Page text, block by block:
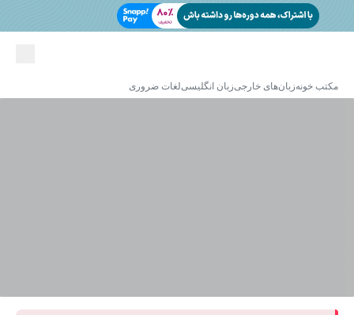
مکتب خونهزبان‌های خارجیزبان انگلیسیلغات ضروری